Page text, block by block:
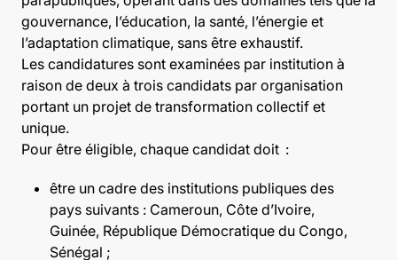
gouvernance, l’éducation, la santé, l’énergie et
l’adaptation climatique, sans être exhaustif.
Les candidatures sont examinées par institution à
raison de deux à trois candidats par organisation
portant un projet de transformation collectif et
unique.
Pour être éligible, chaque candidat doit :
être un cadre des institutions publiques des
pays suivants : Cameroun, Côte d’Ivoire,
Guinée, République Démocratique du Congo,
Sénégal ;